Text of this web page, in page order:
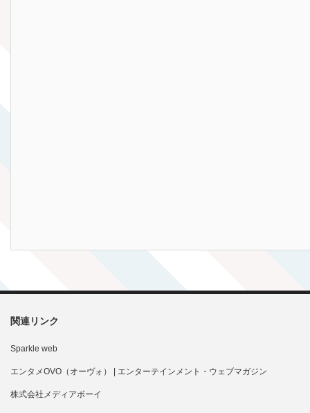
関連リンク
Sparkle web
エンタメOVO（オーヴォ） | エンターテインメント・ウェブマガジン
株式会社メディアボーイ